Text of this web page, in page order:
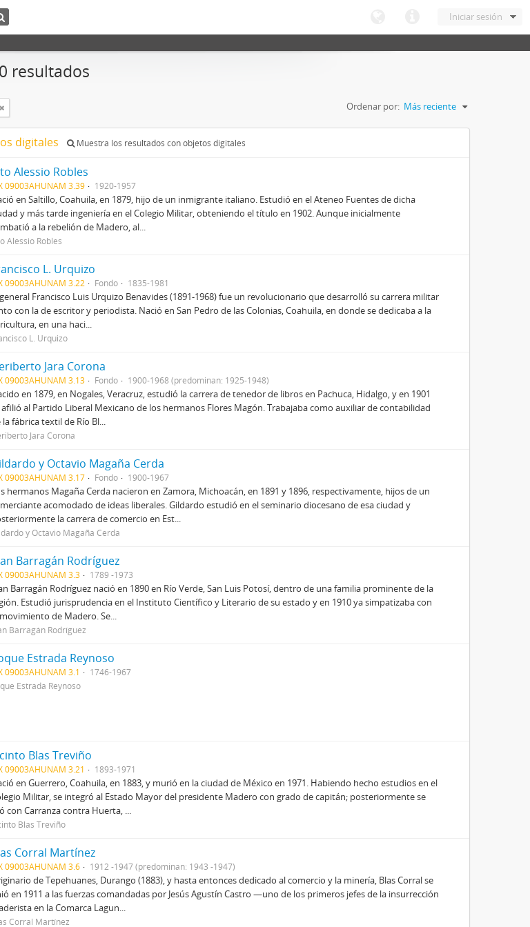
Iniciar sesión
resultados
Ordenar por: Más reciente
digitales Muestra los resultados con objetos digitales
Alessio Robles
09003AHUNAM 3.39 1920-1957
en Saltillo, Coahuila, en 1879, hijo de un inmigrante italiano. Estudió en el Ateneo Fuentes de dicha
y más tarde ingeniería en el Colegio Militar, obteniendo el título en 1902. Aunque inicialmente
a la rebelión de Madero, al...
Alessio Robles
L. Urquizo
09003AHUNAM 3.22 Fondo 1835-1981
Francisco Luis Urquizo Benavides (1891-1968) fue un revolucionario que desarrolló su carrera militar
con la de escritor y periodista. Nació en San Pedro de las Colonias, Coahuila, en donde se dedicaba a la
en una haci...
L. Urquizo
Jara Corona
09003AHUNAM 3.13 Fondo 1900-1968 (predominan: 1925-1948)
en 1879, en Nogales, Veracruz, estudió la carrera de tenedor de libros en Pachuca, Hidalgo, y en 1901
afilió al Partido Liberal Mexicano de los hermanos Flores Magón. Trabajaba como auxiliar de contabilidad
la fábrica textil de Río Bl...
Jara Corona
y Octavio Magaña Cerda
09003AHUNAM 3.17 Fondo 1900-1967
hermanos Magaña Cerda nacieron en Zamora, Michoacán, en 1891 y 1896, respectivamente, hijos de un
acomodado de ideas liberales. Gildardo estudió en el seminario diocesano de esa ciudad y
la carrera de comercio en Est...
y Octavio Magaña Cerda
Barragán Rodríguez
09003AHUNAM 3.3 1789 -1973
Barragán Rodríguez nació en 1890 en Río Verde, San Luis Potosí, dentro de una familia prominente de la
Estudió jurisprudencia en el Instituto Científico y Literario de su estado y en 1910 ya simpatizaba con
de Madero. Se...
Barragán Rodríguez
Estrada Reynoso
09003AHUNAM 3.1
1746-1967
Estrada Reynoso
Blas Treviño
09003AHUNAM 3.21 1893-1971
en Guerrero, Coahuila, en 1883, y murió en la ciudad de México en 1971. Habiendo hecho estudios en el
Militar, se integró al Estado Mayor del presidente Madero con grado de capitán; posteriormente se
con Carranza contra Huerta, ...
Blas Treviño
Corral Martínez
09003AHUNAM 3.6 1912 -1947 (predominan: 1943 -1947)
de Tepehuanes, Durango (1883), y hasta entonces dedicado al comercio y la minería, Blas Corral se
en 1911 a las fuerzas comandadas por Jesús Agustín Castro —uno de los primeros jefes de la insurrección
en la Comarca Lagun...
Corral Martínez